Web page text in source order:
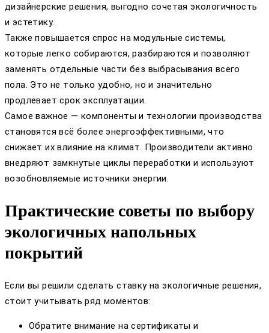
дизайнерские решения, выгодно сочетая экологичность
и эстетику.
Также повышается спрос на модульные системы,
которые легко собираются, разбираются и позволяют
заменять отдельные части без выбрасывания всего
пола. Это не только удобно, но и значительно
продлевает срок эксплуатации.
Самое важное — компоненты и технологии производства
становятся всё более энергоэффективными, что
снижает их влияние на климат. Производители активно
внедряют замкнутые циклы переработки и используют
возобновляемые источники энергии.
Практические советы по выбору
экологичных напольных
покрытий
Если вы решили сделать ставку на экологичные решения,
стоит учитывать ряд моментов:
Обратите внимание на сертификаты и